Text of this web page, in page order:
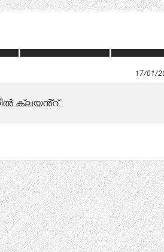
17/01/
ക്ലയൻ്റ്.